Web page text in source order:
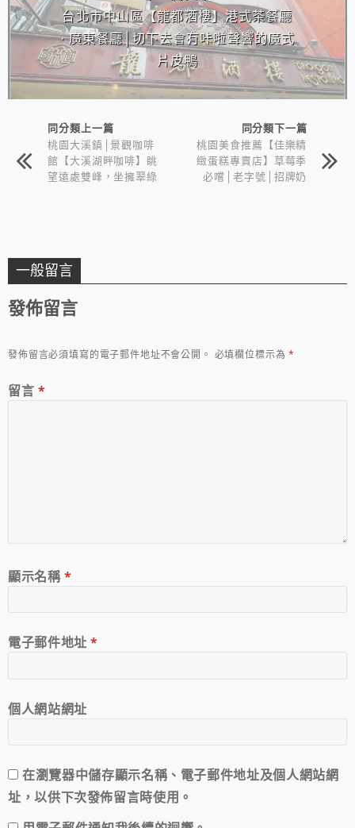
台北市中山區【龍都酒樓】港式茶餐廳
· 廣東餐廳│切下去會有咔啦聲響的廣式
片皮鴨
同分類上一篇
桃園大溪鎮│景觀咖啡
館【大溪湖畔咖啡】眺
望遠處雙峰，坐擁翠綠
同分類下一篇
桃園美食推薦【佳樂精
緻蛋糕專賣店】草莓季
必嚐│老字號│招牌奶
一般留言
發佈留言
發佈留言必須填寫的電子郵件地址不會公開。 必填欄位標示為*
留言 *
顯示名稱*
電子郵件地址*
個人網站網址
在瀏覽器中儲存顯示名稱、電子郵件地址及個人網站網
址，以供下次發佈留言時使用。